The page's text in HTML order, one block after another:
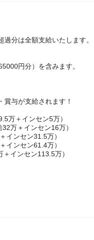
分は全額支給いたします。
円分）を含みます。
与が支給されます！
万＋インセン5万）
万＋インセン16万）
インセン31.5万）
インセン61.4万）
インセン113.5万）